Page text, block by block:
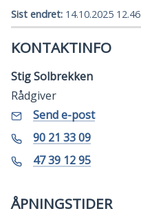
Sist endret 14.10.2025 12.46
KONTAKTINFO
Stig Solbrekken
Rådgiver
E-
post
Send e-posttil
Stig
Telefon
90 21 33 09
Mobil
47 39 12 95
ÅPNINGSTIDER